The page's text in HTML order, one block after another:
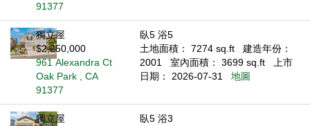
91377
獨立屋
$2,250,000
961 Alexandra Ct
Oak Park , CA
91377
臥5 浴5
土地面積： 7274 sq.ft
建造年份：
2001
室內面積： 3699 sq.ft
上市
日期： 2026-07-31
地圖
獨立屋
臥5 浴3